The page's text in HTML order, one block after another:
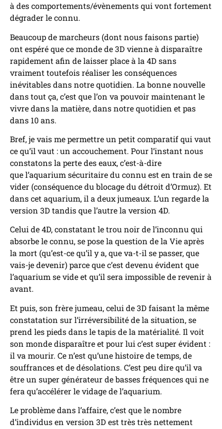
à des comportements/évènements qui vont fortement
dégrader le connu.
Beaucoup de marcheurs (dont nous faisons partie)
ont espéré que ce monde de 3D vienne à disparaître
rapidement afin de laisser place à la 4D sans
vraiment toutefois réaliser les conséquences
inévitables dans notre quotidien. La bonne nouvelle
dans tout ça, c’est que l’on va pouvoir maintenant le
vivre dans la matière, dans notre quotidien et pas
dans 10 ans.
Bref, je vais me permettre un petit comparatif qui vaut
ce qu’il vaut : un accouchement. Pour l’instant nous
constatons la perte des eaux, c’est-à-dire
que l’aquarium sécuritaire du connu est en train de se
vider (conséquence du blocage du détroit d’Ormuz). Et
dans cet aquarium, il a deux jumeaux. L’un regarde la
version 3D tandis que l’autre la version 4D.
Celui de 4D, constatant le trou noir de l’inconnu qui
absorbe le connu, se pose la question de la Vie après
la mort (qu’est-ce qu’il y a, que va-t-il se passer, que
vais-je devenir) parce que c’est devenu évident que
l’aquarium se vide et qu’il sera impossible de revenir à
avant.
Et puis, son frère jumeau, celui de 3D faisant la même
constatation sur l’irréversibilité de la situation, se
prend les pieds dans le tapis de la matérialité. Il voit
son monde disparaître et pour lui c’est super évident :
il va mourir. Ce n’est qu’une histoire de temps, de
souffrances et de désolations. C’est peu dire qu’il va
être un super générateur de basses fréquences qui ne
fera qu’accélérer le vidage de l’aquarium.
Le problème dans l’affaire, c’est que le nombre
d’individus en version 3D est très très nettement